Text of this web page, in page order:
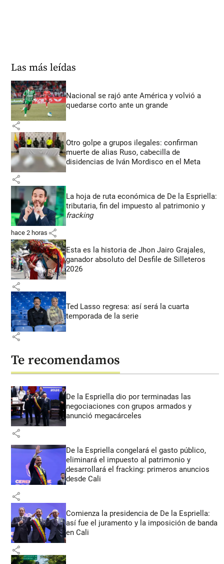
Las más leídas
Nacional se rajó ante América y volvió a
quedarse corto ante un grande
share
Otro golpe a grupos ilegales: confirman
muerte de alias Ruso, cabecilla de
disidencias de Iván Mordisco en el Meta
share
La hoja de ruta económica de De la Espriella:
tributaria, fin del impuesto al patrimonio y
fracking
hace 2 horas share
Esta es la historia de Jhon Jairo Grajales,
ganador absoluto del Desfile de Silleteros
2026
share
Ted Lasso regresa: así será la cuarta
temporada de la serie
share
Te recomendamos
De la Espriella dio por terminadas las
negociaciones con grupos armados y
anunció megacárceles
share
De la Espriella congelará el gasto público,
eliminará el impuesto al patrimonio y
desarrollará el fracking: primeros anuncios
desde Cali
share
Comienza la presidencia de De la Espriella:
así fue el juramento y la imposición de banda
en Cali
share